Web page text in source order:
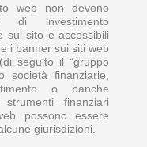
web non devono
di investimento
sul sito e accessibili
i banner sui siti web
seguito il “gruppo
società finanziarie,
o banche
finanziari
possono essere
giurisdizioni.